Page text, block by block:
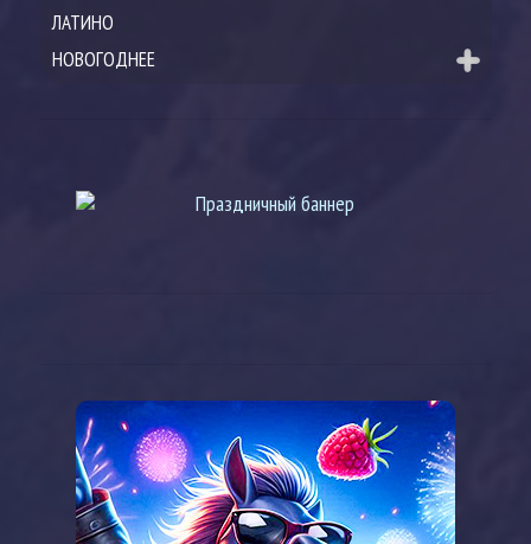
ЛАТИНО
НОВОГОДНЕЕ